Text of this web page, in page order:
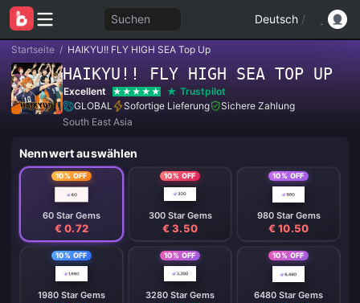
Suchen Deutsch /
Startseite / HAIKYU!! FLY HIGH SEA Top Up
HAIKYU!! FLY HIGH SEA TOP UP
Excellent
Trustpilot
GLOBAL
Sofortige Lieferung
Sichere Zahlung
South East Asia
Nennwert auswählen
10% OFF
60 Star Gems
€ 0.72
10% OFF
300 Star Gems
€ 3.50
10% OFF
980 Star Gems
€ 10.50
10% OFF
1980 Star Gems
10% OFF
3280 Star Gems
10% OFF
6480 Star Gems